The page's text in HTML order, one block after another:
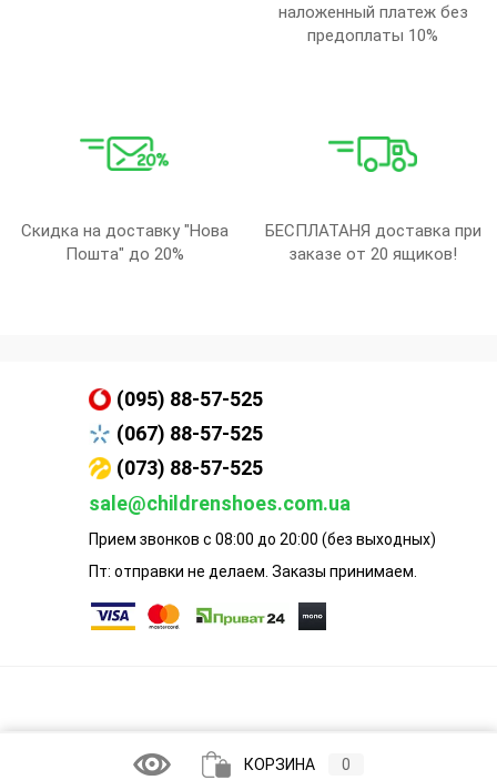
наложенный платеж без
предоплаты 10%
Скидка на доставку "Нова
Пошта" до 20%
БЕСПЛАТАНЯ доставка при
заказе от 20 ящиков!
(095) 88-57-525
(067) 88-57-525
(073) 88-57-525
sale@childrenshoes.com.ua
Прием звонков с 08:00 до 20:00 (без выходных)
Пт: отправки не делаем. Заказы принимаем.
КОРЗИНА 0